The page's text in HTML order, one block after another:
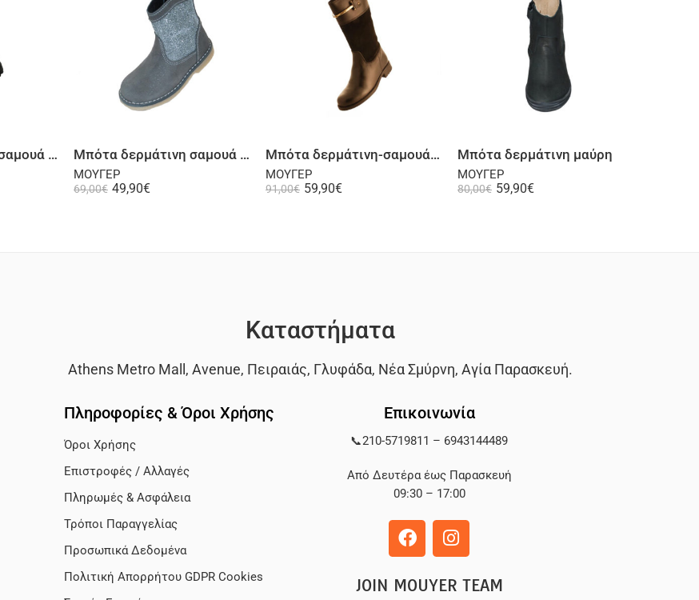
Μπότα δερμάτινη σαμουά μαύρη
Επιλογή
Μπότα δερμάτινη σαμουά γκρι
ΜΟΥΓΕΡ
69,00€ 49,90€
Επιλογή
Μπότα δερμάτινη-σαμουά καφέ
ΜΟΥΓΕΡ
91,00€ 59,90€
Επιλογή
Μπότα δερμάτινη μαύρη
ΜΟΥΓΕΡ
80,00€ 59,90€
Καταστήματα
Athens Metro Mall, Avenue, Πειραιάς, Γλυφάδα, Νέα Σμύρνη, Αγία Παρασκευή.
Πληροφορίες & Όροι Χρήσης
Όροι Χρήσης
Επιστροφές / Αλλαγές
Πληρωμές & Ασφάλεια
Τρόποι Παραγγελίας
Προσωπικά Δεδομένα
Πολιτική Απορρήτου GDPR Cookies
Επικοινωνία
📞210-5719811 – 6943144489
Από Δευτέρα έως Παρασκευή
09:30 – 17:00
JOIN MOUYER TEAM